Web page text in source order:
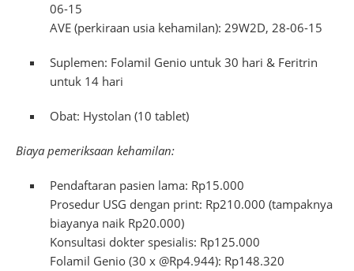
06-15
AVE (perkiraan usia kehamilan): 29W2D, 28-06-15
Suplemen: Folamil Genio untuk 30 hari & Feritrin
untuk 14 hari
Obat: Hystolan (10 tablet)
Biaya pemeriksaan kehamilan:
Pendaftaran pasien lama: Rp15.000
Prosedur USG dengan print: Rp210.000 (tampaknya
biayanya naik Rp20.000)
Konsultasi dokter spesialis: Rp125.000
Folamil Genio (30 x @Rp4.944): Rp148.320